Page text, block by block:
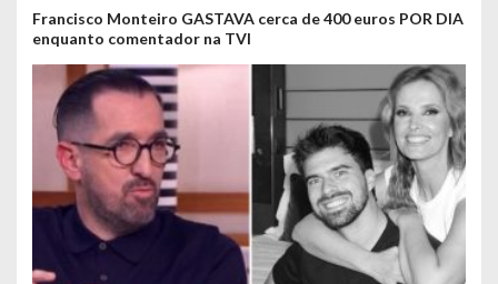
Francisco Monteiro GASTAVA cerca de 400 euros POR DIA
enquanto comentador na TVI